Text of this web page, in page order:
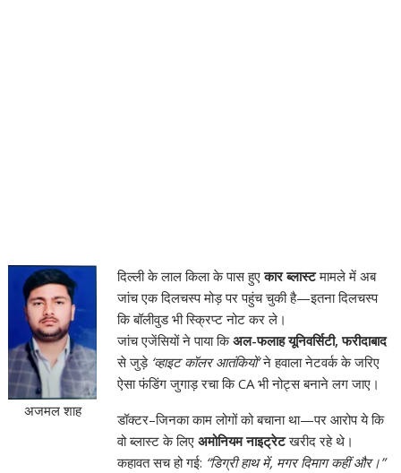
अजमल शाह
दिल्ली के लाल किला के पास हुएकार ब्लास्टमामले में अब
जांच एक दिलचस्प मोड़ पर पहुंच चुकी है—इतना दिलचस्प
कि बॉलीवुड भी स्क्रिप्ट नोट कर ले।
जांच एजेंसियों ने पाया किअल-फलाह यूनिवर्सिटी, फरीदाबाद
से जुड़े ‘व्हाइट कॉलर आतंकियों’ने हवाला नेटवर्क के जरिए
ऐसा फंडिंग जुगाड़ रचा कि CA भी नोट्स बनाने लग जाए।
डॉक्टर–जिनका काम लोगों को बचाना था—पर आरोप ये कि
वो ब्लास्ट के लिए अमोनियम नाइट्रेटखरीद रहे थे।
कहावत सच हो गई: “डिग्री हाथ में, मगर दिमाग कहीं और।”